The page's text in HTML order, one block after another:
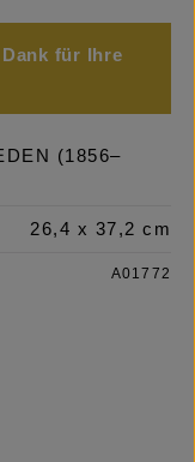
Dank für Ihre
(1856–
26,4 x 37,2 cm
A01772